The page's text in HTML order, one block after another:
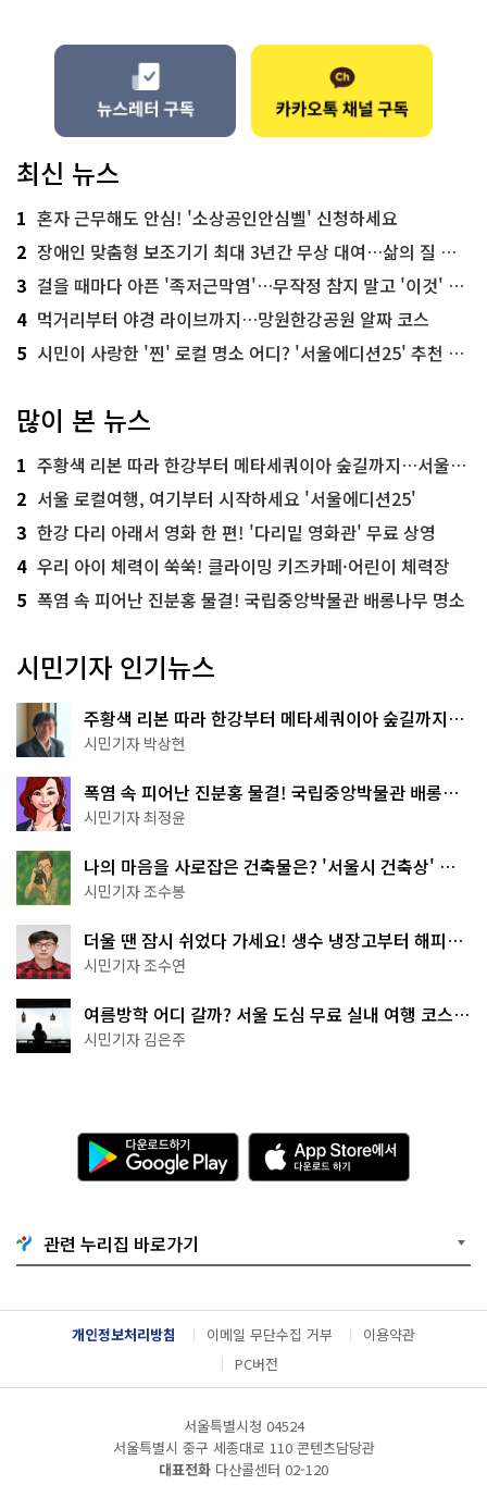
최신 뉴스
1 혼자 근무해도 안심! '소상공인안심벨' 신청하세요
2 장애인 맞춤형 보조기기 최대 3년간 무상 대여…삶의 질 높인다
3 걸을 때마다 아픈 '족저근막염'…무작정 참지 말고 '이것' 해보세요!
4 먹거리부터 야경 라이브까지…망원한강공원 알짜 코스
5 시민이 사랑한 '찐' 로컬 명소 어디? '서울에디션25' 추천 코스
많이 본 뉴스
1 주황색 리본 따라 한강부터 메타세쿼이아 숲길까지…서울둘레길 15코스
2 서울 로컬여행, 여기부터 시작하세요 '서울에디션25'
3 한강 다리 아래서 영화 한 편! '다리밑 영화관' 무료 상영
4 우리 아이 체력이 쑥쑥! 클라이밍 키즈카페·어린이 체력장
5 폭염 속 피어난 진분홍 물결! 국립중앙박물관 배롱나무 명소
시민기자 인기뉴스
주황색 리본 따라 한강부터 메타세쿼이아 숲길까지…
서울둘레길 15코스
시민기자 박상현
폭염 속 피어난 진분홍 물결! 국립중앙박물관 배롱나
무 명소
시민기자 최정윤
나의 마음을 사로잡은 건축물은? '서울시 건축상' 수
상작 공개!
시민기자 조수봉
더울 땐 잠시 쉬었다 가세요! 생수 냉장고부터 해피소
·무더위쉼터까지
시민기자 조수연
여름방학 어디 갈까? 서울 도심 무료 실내 여행 코스
추천
시민기자 김은주
다
운
로
기
G
o
g
l
e
l
A
p
p
e
서
다
운
드
관련 누리집 바로가기
개인정보처리방침 이메일 무단수집 거부
이용약관
PC버전
서울특별시청 04524
서울특별시 중구 세종대로 110 콘텐츠담당관
대표전화 다산콜센터 02-120